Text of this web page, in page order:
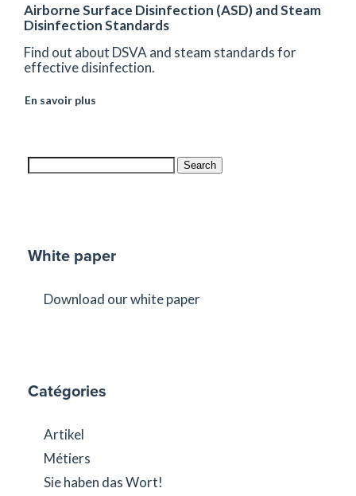
Airborne Surface Disinfection (ASD) and Steam
Disinfection Standards
Find out about DSVA and steam standards for
effective disinfection.
En savoir plus
Search
White paper
Download our white paper
Catégories
Artikel
Métiers
Sie haben das Wort!